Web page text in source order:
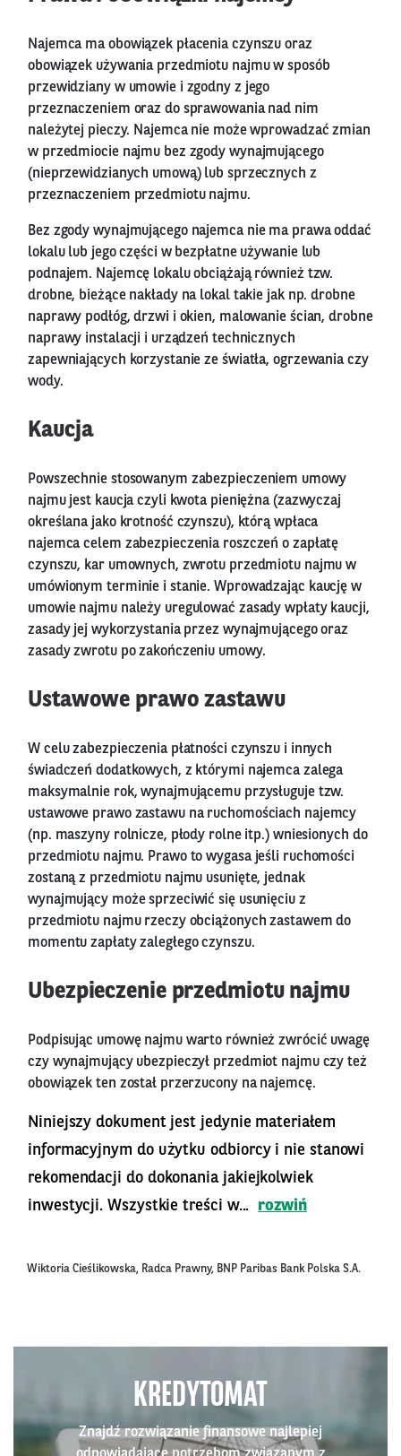
Najemca ma obowiązek płacenia czynszu oraz
obowiązek używania przedmiotu najmu w sposób
przewidziany w umowie i zgodny z jego
przeznaczeniem oraz do sprawowania nad nim
należytej pieczy. Najemca nie może wprowadzać zmian
w przedmiocie najmu bez zgody wynajmującego
(nieprzewidzianych umową) lub sprzecznych z
przeznaczeniem przedmiotu najmu.
Bez zgody wynajmującego najemca nie ma prawa oddać
lokalu lub jego części w bezpłatne używanie lub
podnajem. Najemcę lokalu obciążają również tzw.
drobne, bieżące nakłady na lokal takie jak np. drobne
naprawy podłóg, drzwi i okien, malowanie ścian, drobne
naprawy instalacji i urządzeń technicznych
zapewniających korzystanie ze światła, ogrzewania czy
wody.
Kaucja
Powszechnie stosowanym zabezpieczeniem umowy
najmu jest kaucja czyli kwota pieniężna (zazwyczaj
określana jako krotność czynszu), którą wpłaca
najemca celem zabezpieczenia roszczeń o zapłatę
czynszu, kar umownych, zwrotu przedmiotu najmu w
umówionym terminie i stanie. Wprowadzając kaucję w
umowie najmu należy uregulować zasady wpłaty kaucji,
zasady jej wykorzystania przez wynajmującego oraz
zasady zwrotu po zakończeniu umowy.
Ustawowe prawo zastawu
W celu zabezpieczenia płatności czynszu i innych
świadczeń dodatkowych, z którymi najemca zalega
maksymalnie rok, wynajmującemu przysługuje tzw.
ustawowe prawo zastawu na ruchomościach najemcy
(np. maszyny rolnicze, płody rolne itp.) wniesionych do
przedmiotu najmu. Prawo to wygasa jeśli ruchomości
zostaną z przedmiotu najmu usunięte, jednak
wynajmujący może sprzeciwić się usunięciu z
przedmiotu najmu rzeczy obciążonych zastawem do
momentu zapłaty zaległego czynszu.
Ubezpieczenie przedmiotu najmu
Podpisując umowę najmu warto również zwrócić uwagę
czy wynajmujący ubezpieczył przedmiot najmu czy też
obowiązek ten został przerzucony na najemcę.
Niniejszy dokument jest jedynie materiałem
informacyjnym do użytku odbiorcy i nie stanowi
rekomendacji do dokonania jakiejkolwiek
inwestycji. Wszystkie treści w...
rozwiń
Wiktoria Cieślikowska, Radca Prawny, BNP Paribas Bank Polska S.A.
KREDYTOMAT
Znajdź rozwiązanie finansowe najlepiej